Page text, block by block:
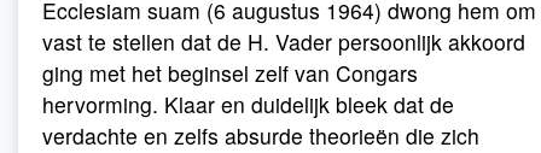
Ecclesiam suam (6 augustus 1964) dwong hem om
vast te stellen dat de H. Vader persoonlijk akkoord
ging met het beginsel zelf van Congars
hervorming. Klaar en duidelijk bleek dat de
verdachte en zelfs absurde theorieën die zich